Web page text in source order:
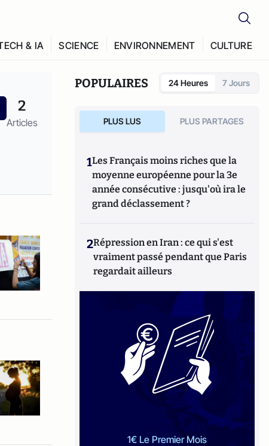
& IA SCIENCE ENVIRONNEMENT CULTURE
2
Articles
POPULAIRES 24 Heures 7 Jours
PLUS LUS PLUS PARTAGES
1Les Français moins riches que la
moyenne européenne pour la 3e
année consécutive : jusqu'où ira le
grand déclassement ?
2Répression en Iran : ce qui s'est
vraiment passé pendant que Paris
regardait ailleurs
1€ Le Premier Mois